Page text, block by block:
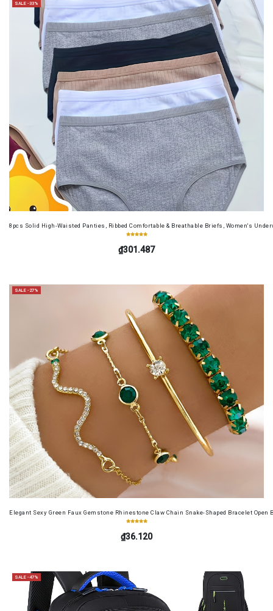
SALE -33%
8pcs Solid High-Waisted Panties, Ribbed Comfortable & Breathable Briefs, Women's
₫301.487
SALE -27%
Elegant Sexy Green Faux Gemstone Rhinestone Claw Chain Snake-Shaped Bracelet Open
₫36.120
SALE -47%